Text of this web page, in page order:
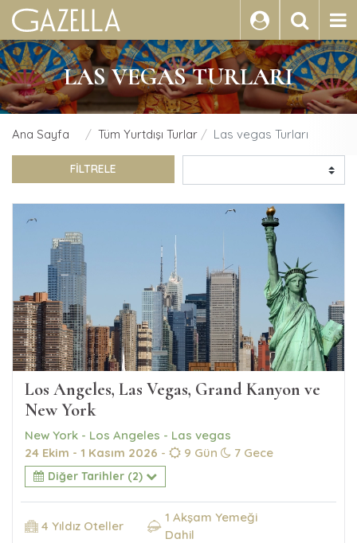
ARA
LAS VEGAS TURLARI
Ana Sayfa Tüm Yurtdışı Turlar Las vegas Turları
FİLTRELE
Los Angeles, Las Vegas, Grand Kanyon ve
New York
New York - Los Angeles - Las vegas
24 Ekim - 1 Kasım 2026 - 9 Gün 7 Gece
Diğer Tarihler (2)
4 Yıldız Oteller
1 Akşam Yemeği
Dahil